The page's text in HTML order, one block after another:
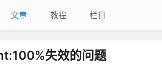
文章 教程 栏目
失效的问题